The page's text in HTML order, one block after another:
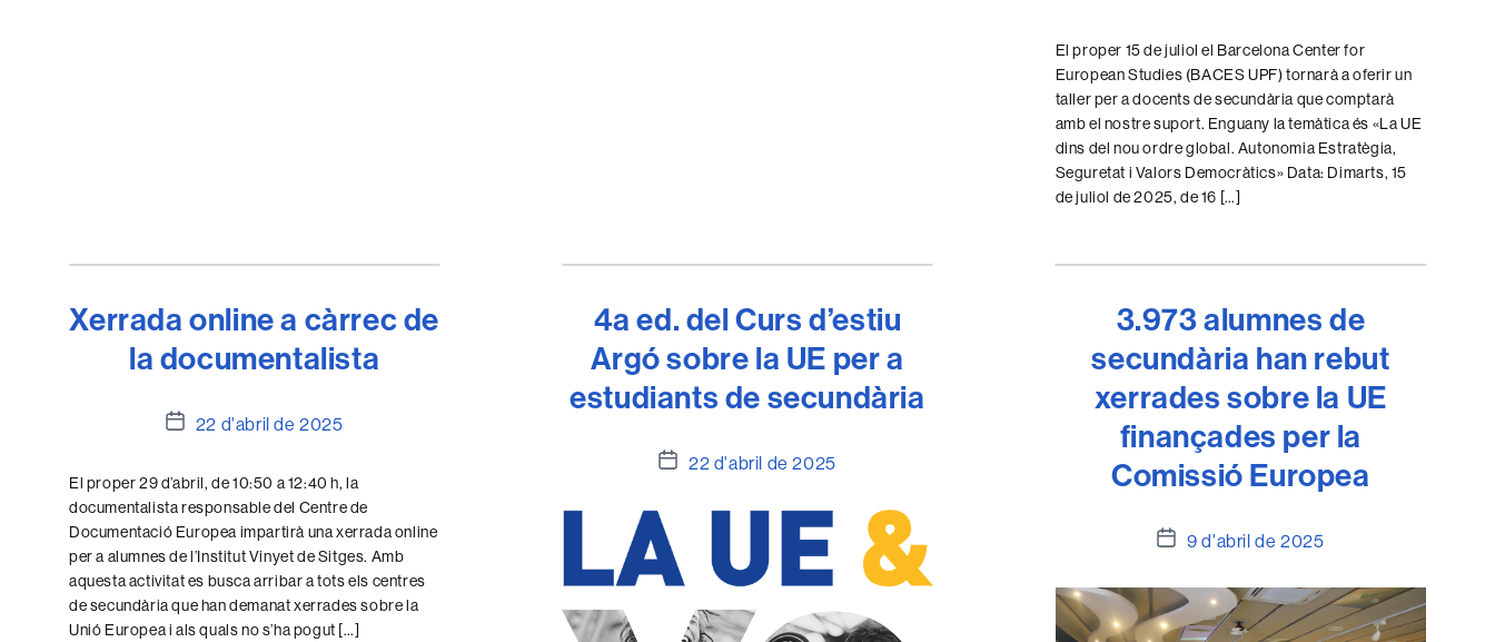
El proper 15 de juliol el Barcelona Center for
European Studies (BACES UPF) tornarà a oferir un
taller per a docents de secundària que comptarà
amb el nostre suport. Enguany la temàtica és «La UE
dins del nou ordre global. Autonomia Estratègia,
Seguretat i Valors Democràtics» Data: Dimarts, 15
de juliol de 2025, de 16 […]
Xerrada online a càrrec de
la documentalista
Data
l'entrada
22 d'abril de 2025
El proper 29 d’abril, de 10:50 a 12:40 h, la
documentalista responsable del Centre de
Documentació Europea impartirà una xerrada online
per a alumnes de l’Institut Vinyet de Sitges. Amb
aquesta activitat es busca arribar a tots els centres
de secundària que han demanat xerrades sobre la
Unió Europea i als quals no s’ha pogut […]
4a ed. del Curs d’estiu
Argó sobre la UE per a
estudiants de secundària
Data
l'entrada
22 d'abril de 2025
3.973 alumnes de
secundària han rebut
xerrades sobre la UE
finançades per la
Comissió Europea
Data
l'entrada
9 d'abril de 2025